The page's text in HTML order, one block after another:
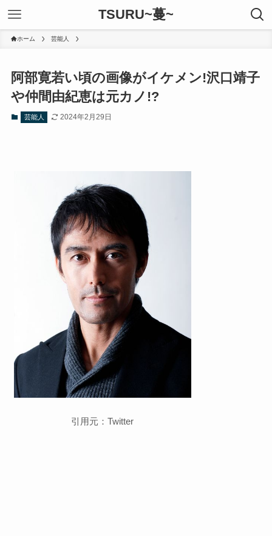
TSURU~蔓~
ホーム 芸能人
阿部寛若い頃の画像がイケメン!沢口靖子
や仲間由紀恵は元カノ!?
芸能人 2024年2月29日
引用元：Twitter